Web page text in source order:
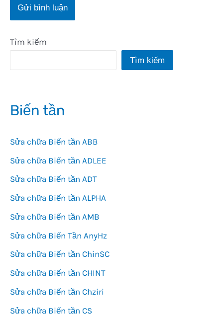
Tìm kiếm
Tìm kiếm
Biến tần
Sửa chữa Biến tần ABB
Sửa chữa Biến tần ADLEE
Sửa chữa Biến tần ADT
Sửa chữa Biến tần ALPHA
Sửa chữa Biến tần AMB
Sửa chữa Biến Tần AnyHz
Sửa chữa Biến tần ChinSC
Sửa chữa Biến tần CHINT
Sửa chữa Biến tần Chziri
Sửa chữa Biến tần CS